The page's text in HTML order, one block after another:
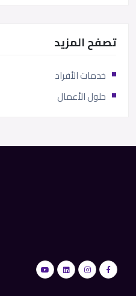
تصفح المزيد
خدمات الأفراد
حلول الأعمال